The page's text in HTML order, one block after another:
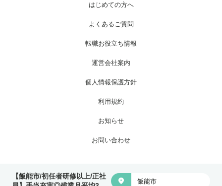
【飯能市/初任者研修以上/正社
 飯能市
はじめての方へ
よくあるご質問
転職お役立ち情報
運営会社案内
個人情報保護方針
利用規約
お知らせ
お問い合わせ